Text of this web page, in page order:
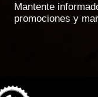
Mantente
promociones y